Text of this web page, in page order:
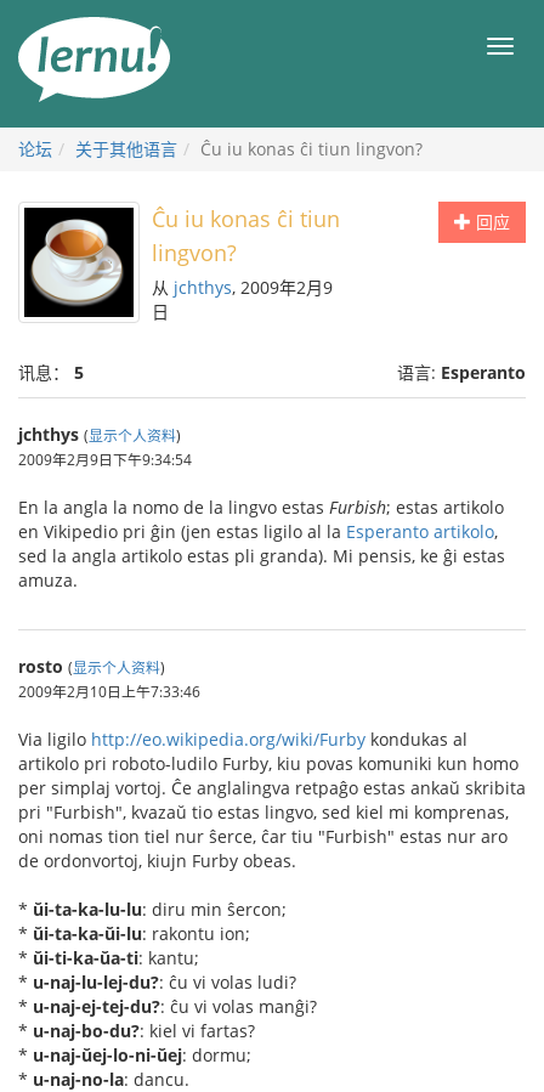
目
论坛 关于其他语言 Ĉu iu konas ĉi tiun lingvon?
回应
Ĉu iu konas ĉi tiun
lingvon?
从 jchthys, 2009年2月9
日
讯息： 5 语言: Esperanto
jchthys (显示个人资料)
2009年2月9日下午9:34:54
En la angla la nomo de la lingvo estas Furbish; estas artikolo
en Vikipedio pri ĝin (jen estas ligilo al la Esperanto artikolo,
sed la angla artikolo estas pli granda). Mi pensis, ke ĝi estas
amuza.
rosto (显示个人资料)
2009年2月10日上午7:33:46
Via ligilo http://eo.wikipedia.org/wiki/Furby kondukas al
artikolo pri roboto-ludilo Furby, kiu povas komuniki kun homo
per simplaj vortoj. Ĉe anglalingva retpaĝo estas ankaŭ skribita
pri "Furbish", kvazaŭ tio estas lingvo, sed kiel mi komprenas,
oni nomas tion tiel nur ŝerce, ĉar tiu "Furbish" estas nur aro
de ordonvortoj, kiujn Furby obeas.
* ŭi-ta-ka-lu-lu: diru min ŝercon;
* ŭi-ta-ka-ŭi-lu: rakontu ion;
* ŭi-ti-ka-ŭa-ti: kantu;
* u-naj-lu-lej-du?: ĉu vi volas ludi?
* u-naj-ej-tej-du?: ĉu vi volas manĝi?
* u-naj-bo-du?: kiel vi fartas?
* u-naj-ŭej-lo-ni-ŭej: dormu;
* u-naj-no-la: dancu.